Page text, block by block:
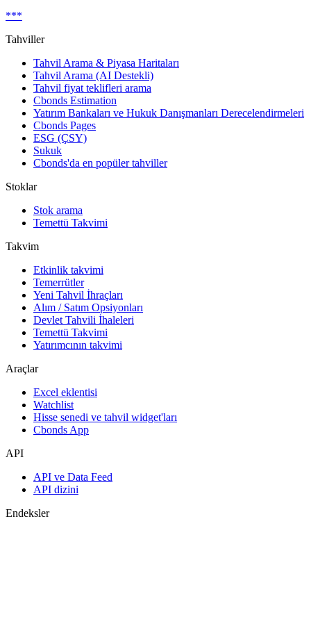
***
Tahviller
Tahvil Arama & Piyasa Haritaları
Tahvil Arama (AI Destekli)
Tahvil fiyat teklifleri arama
Cbonds Estimation
Yatırım Bankaları ve Hukuk Danışmanları Derecelendirmeleri
Cbonds Pages
ESG (ÇSY)
Sukuk
Cbonds'da en popüler tahviller
Stoklar
Stok arama
Temettü Takvimi
Takvim
Etkinlik takvimi
Temerrütler
Yeni Tahvil İhraçları
Alım / Satım Opsiyonları
Devlet Tahvili İhaleleri
Temettü Takvimi
Yatırımcının takvimi
Araçlar
Excel eklentisi
Watchlist
Hisse senedi ve tahvil widget'ları
Cbonds App
API
API ve Data Feed
API dizini
Endeksler